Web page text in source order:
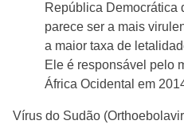
República Democrática
parece ser a mais
a maior taxa de
Ele é responsável pelo
África Ocidental em
Vírus do Sudão